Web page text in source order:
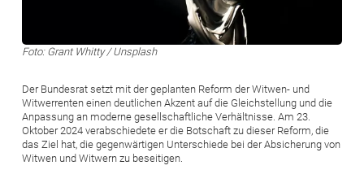
Foto: Grant Whitty / Unsplash
Der Bundesrat setzt mit der geplanten Reform der Witwen- und
Witwerrenten einen deutlichen Akzent auf die Gleichstellung und die
Anpassung an moderne gesellschaftliche Verhältnisse. Am 23.
Oktober 2024 verabschiedete er die Botschaft zu dieser Reform, die
das Ziel hat, die gegenwärtigen Unterschiede bei der Absicherung von
Witwen und Witwern zu beseitigen.